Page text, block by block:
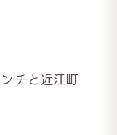
チと近江町